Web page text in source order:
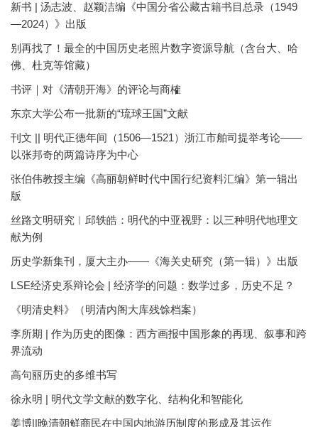
新书 | 汤志波、赵颖洁编《中国分省公藏古籍书目总录（1949
—2024）》出版
别再找了！最全的中国历史老照片数字资源导航（含台大、哈
佛、杜克等馆藏）
书评｜对《清朝开海》的评论与商榷
东京大学公布一批新的“琉球王国”文献
刊文 || 明代正德年间（1506—1521）浙江市舶司提举考论——
以张邦奇的两篇诗序为中心
张伯伟教授主编《高丽朝鲜时代中国行纪资料汇编》第一辑出
版
丝路文明研究︱邱轶皓：明代的中亚视野：以三种明代地理文
献为例
历史学新集刊，厦大主办——《海关史研究（第一辑）》出版
LSE经济史系辩论会 | 经济学的问题：数学过多，历史不足？
《明清史料》（明清内阁大库残馀档案）
李所期 | 作为历史的图像：西方画报中国形象的再现、叙事和跨
界流动
高句丽历史的多维书写
徐永明 | 明代文学文献的数字化、结构化和智能化
姜博||晚清朝鲜商民在中国内地游历制度的形成及其运作